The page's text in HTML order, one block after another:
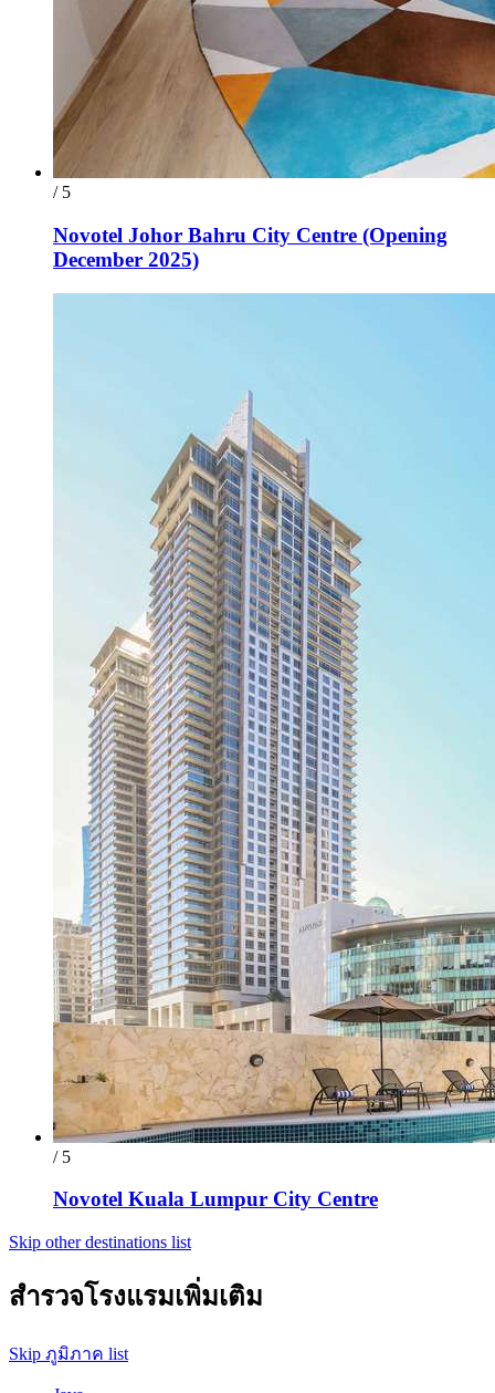
/ 5
Novotel Johor Bahru City Centre (Opening
December 2025)
/ 5
Novotel Kuala Lumpur City Centre
Skip other destinations list
สำรวจโรงแรมเพิ่มเติม
Skip ภูมิภาค list